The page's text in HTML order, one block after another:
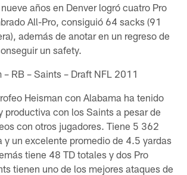
años en Denver logró cuatro Pro
All-Pro, consiguió 64 sacks (91
además de anotar en un regreso de
un safety.
RB – Saints – Draft NFL 2011
Heisman con Alabama ha tenido
productiva con los Saints a pesar de
con otros jugadores. Tiene 5 362
y un excelente promedio de 4.5 yardas
tiene 48 TD totales y dos Pro
tienen uno de los mejores ataques de